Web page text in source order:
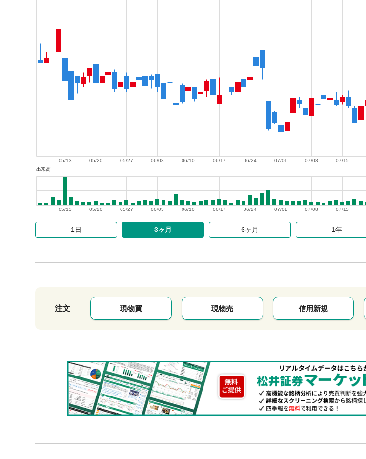
07/15
07/08
07/01
06/24
06/17
06/10
06/03
05/27
05/20
05/13
出来高
07/15
07/08
07/01
06/24
06/17
06/10
06/03
05/27
05/20
05/13
1日 3ヶ月 6ヶ月 1年
注文 現物買 現物売 信用新規